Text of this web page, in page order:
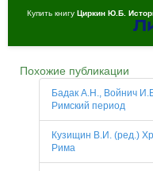
Купить книгу Циркин Ю.Б.
Похожие публикации
Бадак А.Н., Войнич
Римский период
Кузищин В.И. (ред.)
Рима